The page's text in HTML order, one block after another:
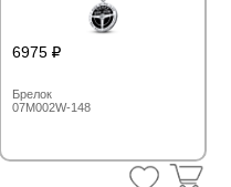
6975
Брелок
07M002W-148